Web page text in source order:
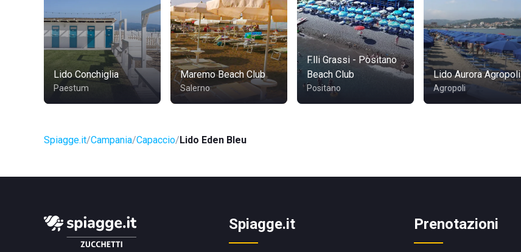
Lido Conchiglia
Paestum
Maremo Beach Club
Salerno
F.lli Grassi - Positano
Beach Club
Positano
Lido Aurora Agropoli
Agropoli
Spiagge.it Campania Capaccio Lido Eden Bleu
Spiagge.it Prenotazioni